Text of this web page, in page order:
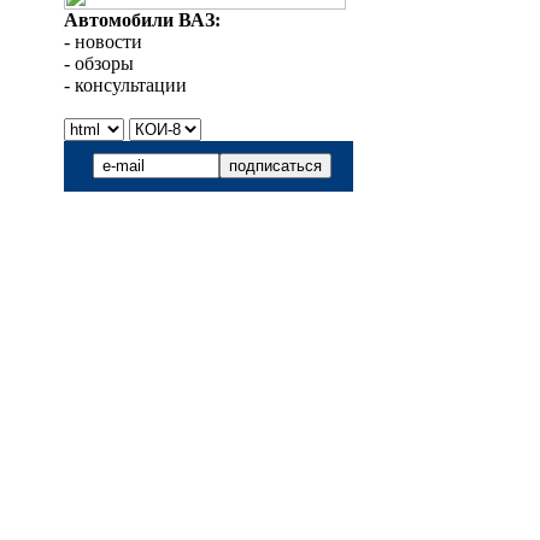
Автомобили ВАЗ:
- новости
- обзоры
- консультации